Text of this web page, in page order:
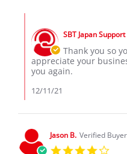
on
Dec
2021
Store
Owner
on
Review
by
PATRICK
M.
Dec
2021
SBT Japan Support
Thank you so
appreciate your
you again.
12/11/21
Jason B. Verified Buyer